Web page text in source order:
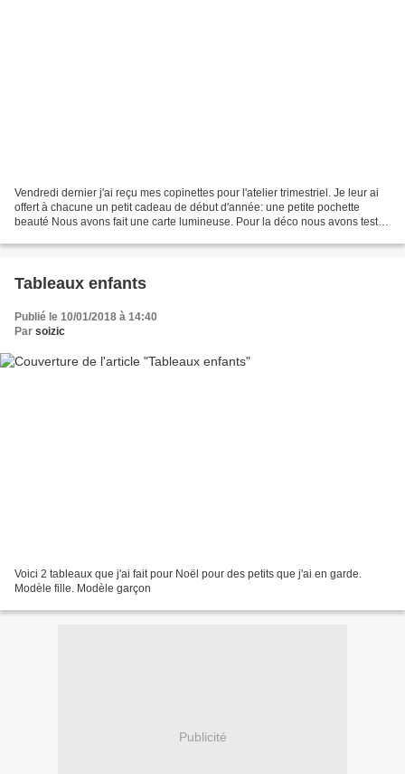
Vendredi dernier j'ai reçu mes copinettes pour l'atelier trimestriel. Je leur ai
offert à chacune un petit cadeau de début d'année: une petite pochette
beauté Nous avons fait une carte lumineuse. Pour la déco nous avons testé
Tableaux enfants
Publié le 10/01/2018 à 14:40
Par soizic
Voici 2 tableaux que j'ai fait pour Noël pour des petits que j'ai en garde.
Modèle fille. Modèle garçon
Publicité